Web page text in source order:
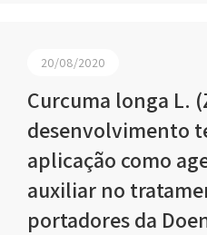
20/08/2020
Curcuma longa L.
desenvolvimento
aplicação como
auxiliar no
portadores da